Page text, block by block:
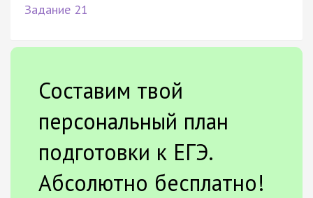
Задание 21
Составим твой
персональный план
подготовки к ЕГЭ.
Абсолютно бесплатно!